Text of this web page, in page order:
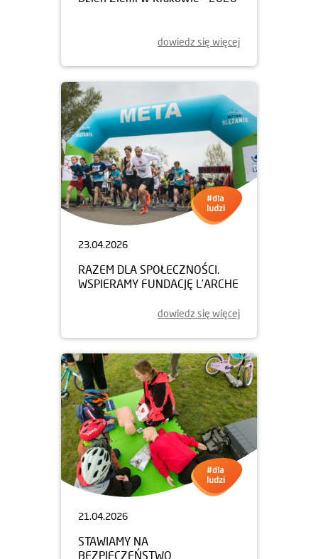
dowiedz się więcej
23.04.2026
RAZEM DLA SPOŁECZNOŚCI.
WSPIERAMY FUNDACJĘ L’ARCHE
dowiedz się więcej
21.04.2026
STAWIAMY NA
BEZPIECZEŃSTWO